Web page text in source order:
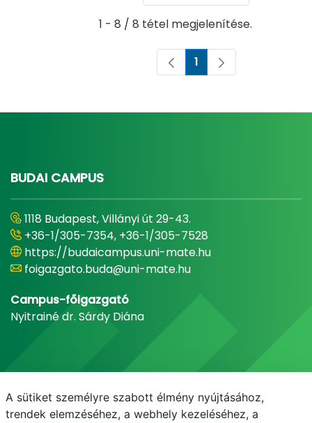
1 - 8 / 8 tétel megjelenítése.
Oldal
1
BUDAI CAMPUS
1118 Budapest, Villányi út 29-43.
+36-1/305-7354, +36-1/305-7528
https://budaicampus.uni-mate.hu
foigazgato.buda@uni-mate.hu
Campus-főigazgató
Nyitrainé dr. Sárdy Diána
A sütiket személyre szabott élmény nyújtásához,
trendek elemzéséhez, a webhely kezeléséhez, a